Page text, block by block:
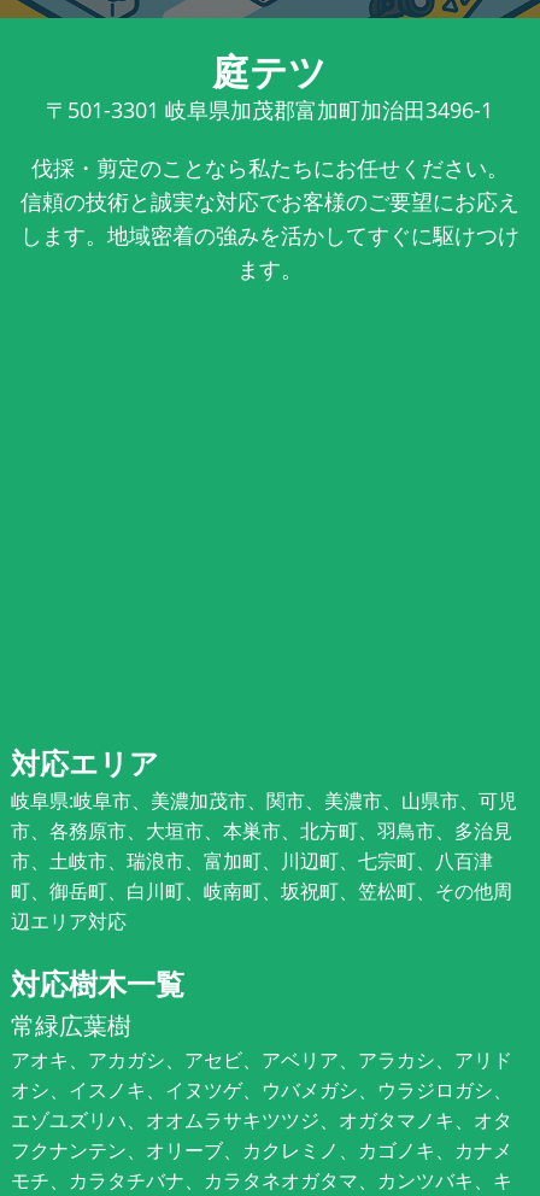
庭テツ
〒501-3301 岐阜県加茂郡富加町加治田3496-1
伐採・剪定のことなら私たちにお任せください。
信頼の技術と誠実な対応でお客様のご要望にお応え
します。地域密着の強みを活かしてすぐに駆けつけ
ます。
対応エリア
岐阜県:岐阜市、美濃加茂市、関市、美濃市、山県市、可児
市、各務原市、大垣市、本巣市、北方町、羽鳥市、多治見
市、土岐市、瑞浪市、富加町、川辺町、七宗町、八百津
町、御岳町、白川町、岐南町、坂祝町、笠松町、その他周
辺エリア対応
対応樹木一覧
常緑広葉樹
アオキ、アカガシ、アセビ、アベリア、アラカシ、アリド
オシ、イスノキ、イヌツゲ、ウバメガシ、ウラジロガシ、
エゾユズリハ、オオムラサキツツジ、オガタマノキ、オタ
フクナンテン、オリーブ、カクレミノ、カゴノキ、カナメ
モチ、カラタチバナ、カラタネオガタマ、カンツバキ、キ